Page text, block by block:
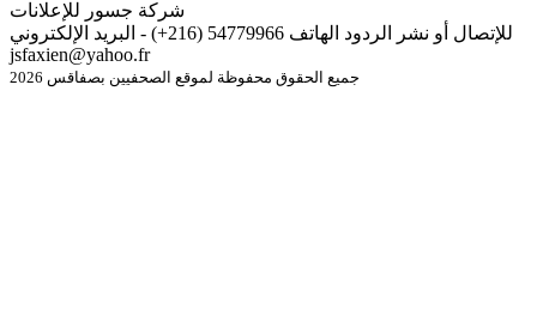
شركة جسور للإعلانات
للإتصال أو نشر الردود الهاتف 54779966 (216+) - البريد الإلكتروني
jsfaxien@yahoo.fr
جميع الحقوق محفوظة لموقع الصحفيين بصفاقس 2026